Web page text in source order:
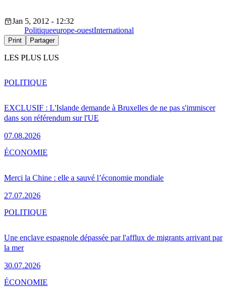
Jan 5, 2012 - 12:32
Politiqueeurope-ouestInternational
Print Partager
LES PLUS LUS
EXCLUSIF : L'Islande demande à Bruxelles de ne pas s'immiscer
dans son référendum sur l'UE
07.08.2026
POLITIQUE
Merci la Chine : elle a sauvé l’économie mondiale
27.07.2026
ÉCONOMIE
Une enclave espagnole dépassée par l'afflux de migrants arrivant par
la mer
30.07.2026
POLITIQUE
ÉCONOMIE